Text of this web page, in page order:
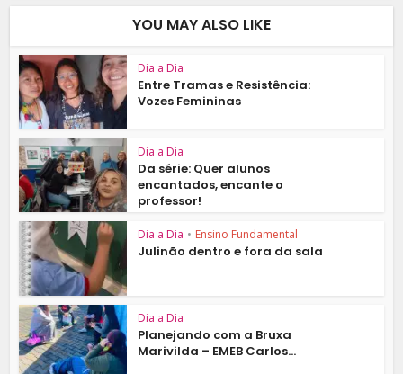
YOU MAY ALSO LIKE
Dia a Dia
Entre Tramas e Resistência:
Vozes Femininas
Dia a Dia
Da série: Quer alunos
encantados, encante o
professor!
Dia a Dia • Ensino Fundamental
Julinão dentro e fora da sala
Dia a Dia
Planejando com a Bruxa
Marivilda – EMEB Carlos...